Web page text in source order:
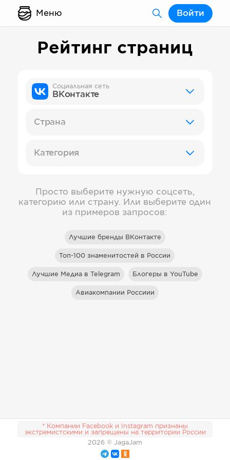
Меню Войти
Рейтинг страниц
Социальная сеть
ВКонтакте
Страна
Категория
Просто выберите нужную соцсеть,
категорию или страну. Или выберите один
из примеров запросов:
Лучшие бренды ВКонтакте
Топ-100 знаменитостей в России
Лучшие Медиа в Telegram Блогеры в YouTube
Авиакомпании Россиии
* Компании Facebook и Instagram признаны
экстремистскими и запрещены на территории России
2026 © JagaJam